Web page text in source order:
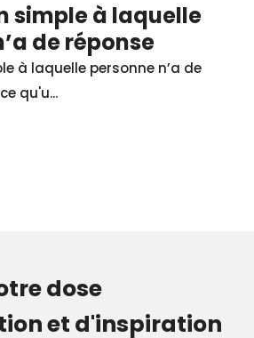
simple à laquelle
de réponse
à laquelle personne n’a de
qu'u...
dose
et d'inspiration